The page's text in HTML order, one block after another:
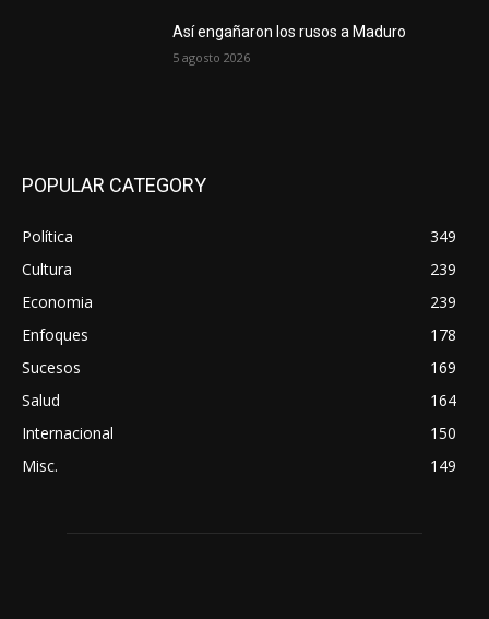
Así engañaron los rusos a Maduro
5 agosto 2026
POPULAR CATEGORY
Política
349
Cultura
239
Economia
239
Enfoques
178
Sucesos
169
Salud
164
Internacional
150
Misc.
149